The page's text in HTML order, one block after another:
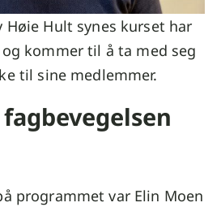
Hult synes kurset har
kommer til å ta med seg
til sine medlemmer.
programmet var Elin Moen